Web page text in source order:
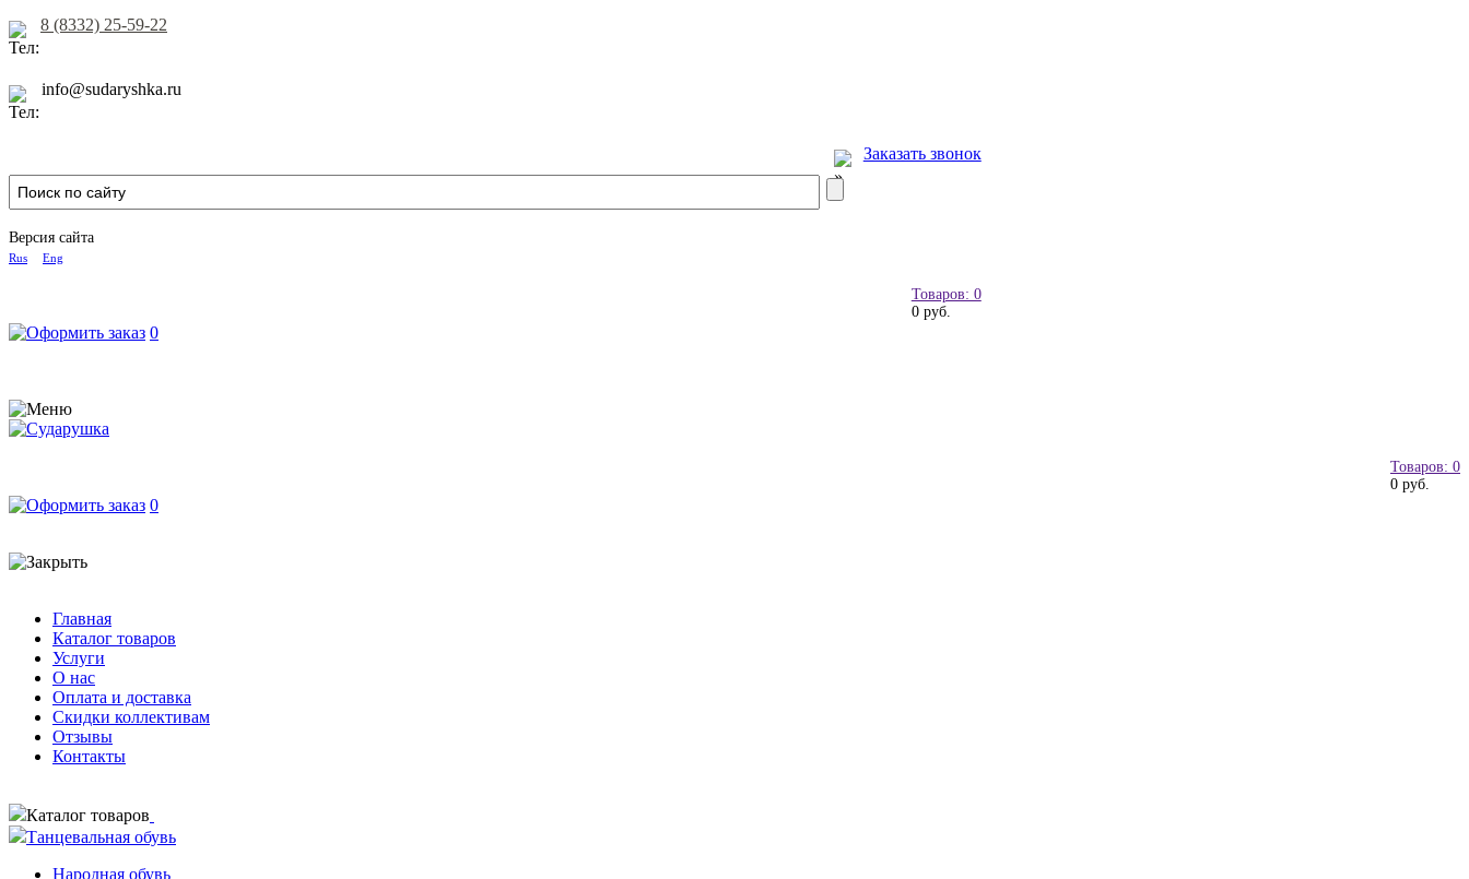
8 (8332) 25-59-22
info@sudaryshka.ru
Заказать звонок
Версия сайта
Rus Eng
Товаров: 0
0 руб.
0
Товаров: 0
0 руб.
0
Главная
Каталог товаров
Услуги
О нас
Оплата и доставка
Скидки коллективам
Отзывы
Контакты
Каталог товаров
Танцевальная обувь
Народная обувь